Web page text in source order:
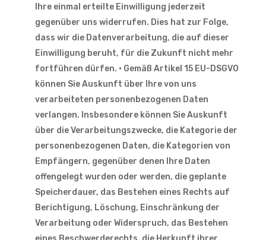
Ihre einmal erteilte Einwilligung jederzeit
gegenüber uns widerrufen. Dies hat zur Folge,
dass wir die Datenverarbeitung, die auf dieser
Einwilligung beruht, für die Zukunft nicht mehr
fortführen dürfen. • Gemäß Artikel 15 EU-DSGVO
können Sie Auskunft über Ihre von uns
verarbeiteten personenbezogenen Daten
verlangen. Insbesondere können Sie Auskunft
über die Verarbeitungszwecke, die Kategorie der
personenbezogenen Daten, die Kategorien von
Empfängern, gegenüber denen Ihre Daten
offengelegt wurden oder werden, die geplante
Speicherdauer, das Bestehen eines Rechts auf
Berichtigung, Löschung, Einschränkung der
Verarbeitung oder Widerspruch, das Bestehen